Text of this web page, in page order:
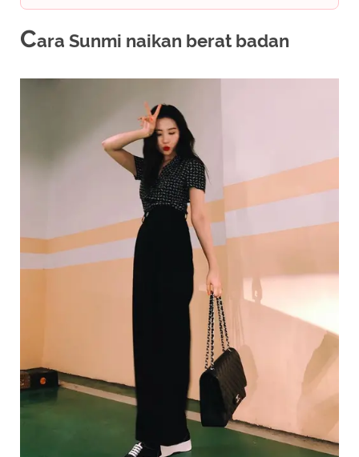
Cara Sunmi naikan berat badan